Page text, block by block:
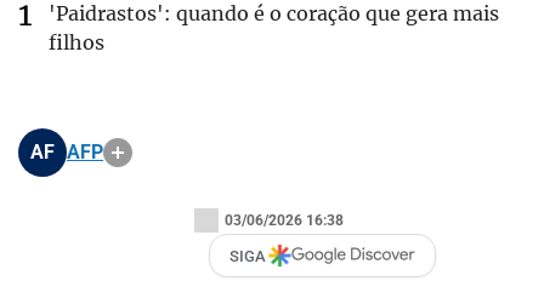
'Paidrastos': quando é o coração que gera mais
filhos
AF AFP
03/06/2026 16:38
SIGA